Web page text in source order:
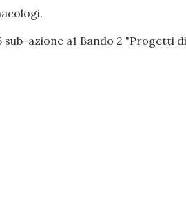
sub-azione a1 Bando 2 "Progetti